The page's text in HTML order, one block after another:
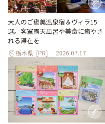
大人のご褒美温泉宿＆ヴィラ15
選。客室露天風呂や美食に癒やさ
れる滞在を
栃木県 [PR] 2026.07.17